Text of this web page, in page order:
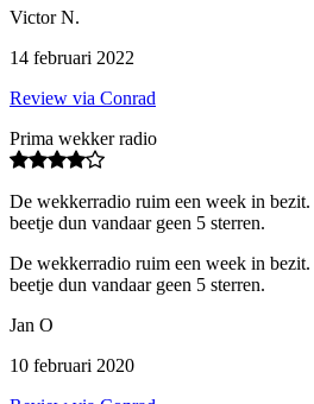
Victor N.
14 februari 2022
Review via Conrad
Prima wekker radio
De wekkerradio ruim een week in
beetje dun vandaar geen 5 sterren.
De wekkerradio ruim een week in
beetje dun vandaar geen 5 sterren.
Jan O
10 februari 2020